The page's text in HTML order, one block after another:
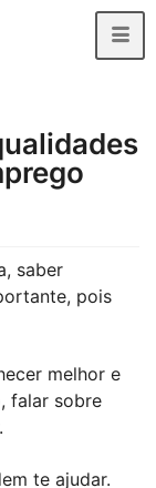
saber
pois
melhor e
falar sobre
te ajudar.